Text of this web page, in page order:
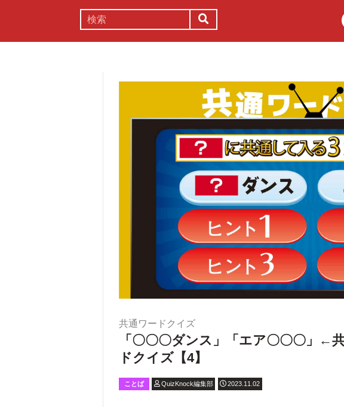
共通ワードクイズ
「〇〇〇ダンス」「エア〇〇〇」←
ドクイズ【4】
ことば QuizKnock編集部 2023.11.02